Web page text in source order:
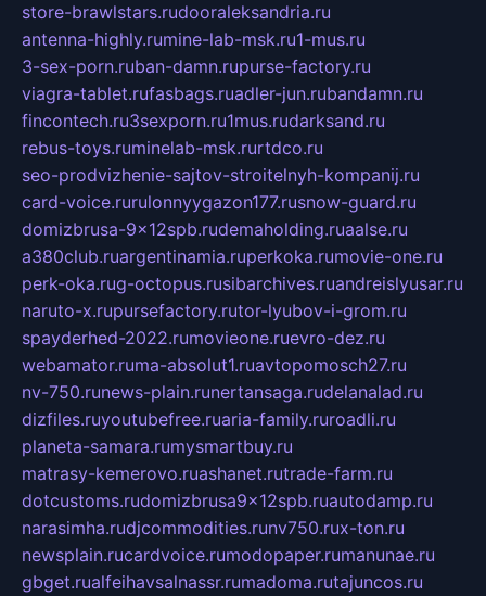
store-brawlstars.rudooraleksandria.ru
antenna-highly.rumine-lab-msk.ru1-mus.ru
3-sex-porn.ruban-damn.rupurse-factory.ru
viagra-tablet.rufasbags.ruadler-jun.rubandamn.ru
fincontech.ru3sexporn.ru1mus.rudarksand.ru
rebus-toys.ruminelab-msk.rurtdco.ru
seo-prodvizhenie-sajtov-stroitelnyh-kompanij.ru
card-voice.rurulonnyygazon177.rusnow-guard.ru
domizbrusa-9x12spb.rudemaholding.ruaalse.ru
a380club.ruargentinamia.ruperkoka.rumovie-one.ru
perk-oka.rug-octopus.rusibarchives.ruandreislyusar.ru
naruto-x.rupursefactory.rutor-lyubov-i-grom.ru
spayderhed-2022.rumovieone.ruevro-dez.ru
webamator.ruma-absolut1.ruavtopomosch27.ru
nv-750.runews-plain.runertansaga.rudelanalad.ru
dizfiles.ruyoutubefree.ruaria-family.ruroadli.ru
planeta-samara.rumysmartbuy.ru
matrasy-kemerovo.ruashanet.rutrade-farm.ru
dotcustoms.rudomizbrusa9x12spb.ruautodamp.ru
narasimha.rudjcommodities.runv750.rux-ton.ru
newsplain.rucardvoice.rumodopaper.rumanunae.ru
gbget.rualfeihavsalnassr.rumadoma.rutajuncos.ru